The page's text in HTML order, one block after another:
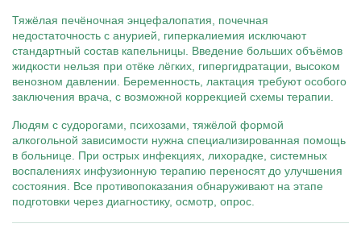
Тяжёлая печёночная энцефалопатия, почечная
недостаточность с анурией, гиперкалиемия исключают
стандартный состав капельницы. Введение больших объёмов
жидкости нельзя при отёке лёгких, гипергидратации, высоком
венозном давлении. Беременность, лактация требуют особого
заключения врача, с возможной коррекцией схемы терапии.
Людям с судорогами, психозами, тяжёлой формой
алкогольной зависимости нужна специализированная помощь
в больнице. При острых инфекциях, лихорадке, системных
воспалениях инфузионную терапию переносят до улучшения
состояния. Все противопоказания обнаруживают на этапе
подготовки через диагностику, осмотр, опрос.